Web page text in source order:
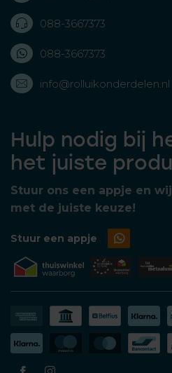
088-3667373
088-3667373
info@rolluikonderdelen.nl
Hulp nodig bij
het juiste
Stuur ons een appje en
met de juiste keuze!
Stuur een appje